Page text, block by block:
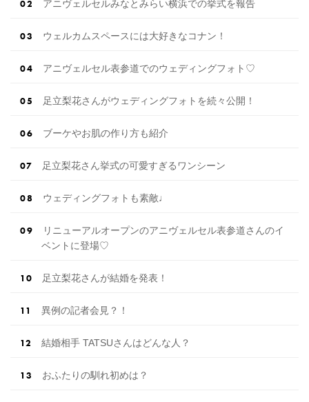
アニヴェルセルみなとみらい横浜での挙式を報告
ウェルカムスペースには大好きなコナン！
アニヴェルセル表参道でのウェディングフォト♡
足立梨花さんがウェディングフォトを続々公開！
ブーケやお肌の作り方も紹介
足立梨花さん挙式の可愛すぎるワンシーン
ウェディングフォトも素敵♩
リニューアルオープンのアニヴェルセル表参道さんのイ
ベントに登場♡
足立梨花さんが結婚を発表！
異例の記者会見？！
結婚相手 TATSUさんはどんな人？
おふたりの馴れ初めは？